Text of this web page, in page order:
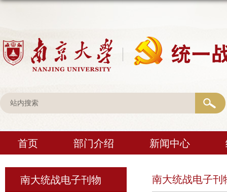
首页 部门介绍 新闻中心
南大统战电子刊物 南大统战电子刊